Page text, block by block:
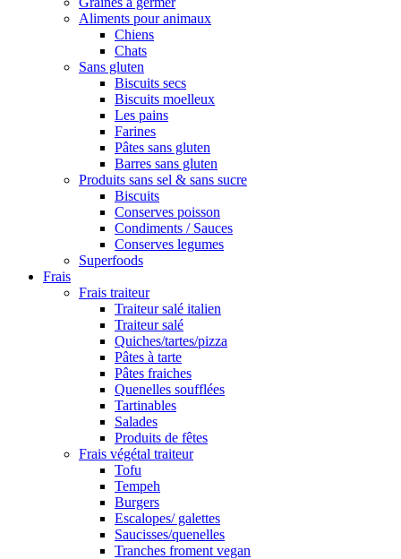
Aliments pour animaux
Chiens
Chats
Sans gluten
Biscuits secs
Biscuits moelleux
Les pains
Farines
Pâtes sans gluten
Barres sans gluten
Produits sans sel & sans sucre
Biscuits
Conserves poisson
Condiments / Sauces
Conserves legumes
Superfoods
Frais
Frais traiteur
Traiteur salé italien
Traiteur salé
Quiches/tartes/pizza
Pâtes à tarte
Pâtes fraiches
Quenelles soufflées
Tartinables
Salades
Produits de fêtes
Frais végétal traiteur
Tofu
Tempeh
Burgers
Escalopes/ galettes
Saucisses/quenelles
Tranches froment vegan